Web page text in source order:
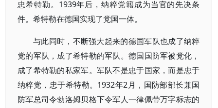
忠希特勒。1939年后，纳粹党籍成为当官的先决条
件。希特勒在德国实现了党国一体。
与此同时，不断强大起来的德国军队也成了纳粹
党的军队，成了希特勒的军队。德国国防军被党化，
成了希特勒的私家军。军队不是忠于国家，而是忠于
纳粹党，忠于希特勒。1932年2月，国防部部长兼国
防军总司令勃洛姆贝格下令军人一律佩带万字标志的